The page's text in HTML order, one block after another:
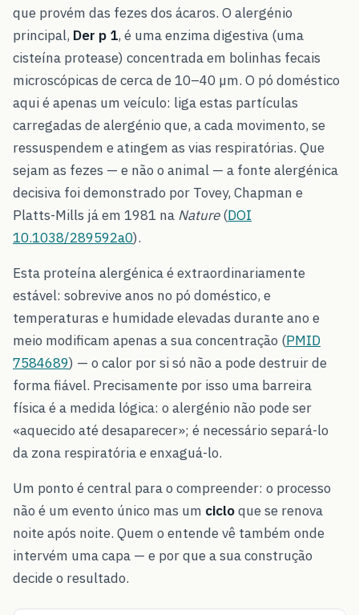
que provém das fezes dos ácaros. O alergénio
principal, Der p 1, é uma enzima digestiva (uma
cisteína protease) concentrada em bolinhas fecais
microscópicas de cerca de 10–40 µm. O pó doméstico
aqui é apenas um veículo: liga estas partículas
carregadas de alergénio que, a cada movimento, se
ressuspendem e atingem as vias respiratórias. Que
sejam as fezes — e não o animal — a fonte alergénica
decisiva foi demonstrado por Tovey, Chapman e
Platts-Mills já em 1981 na Nature(DOI
10.1038/289592a0).
Esta proteína alergénica é extraordinariamente
estável: sobrevive anos no pó doméstico, e
temperaturas e humidade elevadas durante ano e
meio modificam apenas a sua concentração (PMID
7584689) — o calor por si só não a pode destruir de
forma fiável. Precisamente por isso uma barreira
física é a medida lógica: o alergénio não pode ser
«aquecido até desaparecer»; é necessário separá-lo
da zona respiratória e enxaguá-lo.
Um ponto é central para o compreender: o processo
não é um evento único mas um cicloque se renova
noite após noite. Quem o entende vê também onde
intervém uma capa — e por que a sua construção
decide o resultado.